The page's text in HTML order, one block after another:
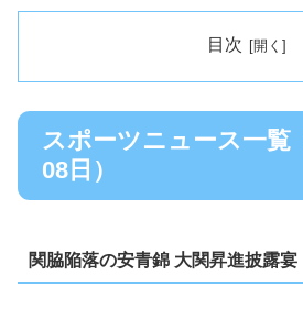
目次
スポーツニュース一覧
08日）
関脇陥落の安青錦 大関昇進披露宴